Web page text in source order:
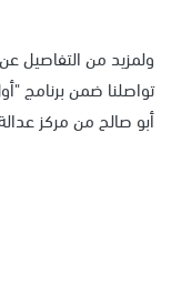
ولمزيد من التفاصيل
تواصلنا ضمن برنامج
أبو صالح من مركز